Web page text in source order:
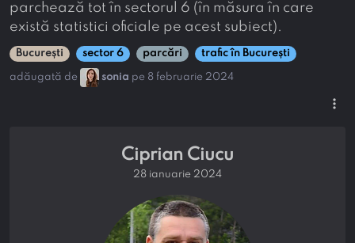
parchează tot în sectorul 6 (în măsura în care
există statistici oficiale pe acest subiect).
București sector 6 parcări trafic în București
adăugată de sonia pe 8 februarie 2024
more_vert
Ciprian Ciucu
28 ianuarie 2024